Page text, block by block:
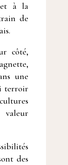
et à la
de
côté,
une
terroir
des